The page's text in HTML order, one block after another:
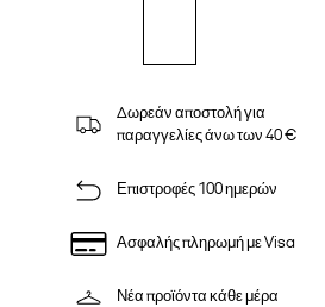
Δωρεάν αποστολή για
παραγγελίες άνω των 40 €
Επιστροφές 100 ημερών
Ασφαλής πληρωμή με Visa
Νέα προϊόντα κάθε μέρα